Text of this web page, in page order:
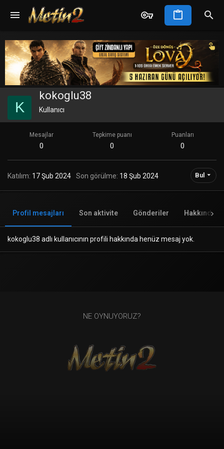
K
kokoglu38
Kullanıcı
Mesajlar
0
Tepkime puanı
0
Puanları
0
Katılım 17 Şub 2024 Son görülme 18 Şub 2024 Bul
Profil mesajları Son aktivite Gönderiler Hakkında
kokoglu38 adlı kullanıcının profili hakkında henüz mesaj yok.
NE OYNUYORUZ?